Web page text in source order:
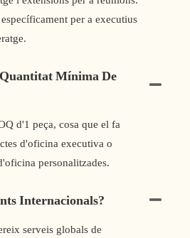
per a executius
Mínima De
d'1 peça, cosa que el fa
d'oficina executiva o
personalitzades.
Internacionals?
serveis globals de